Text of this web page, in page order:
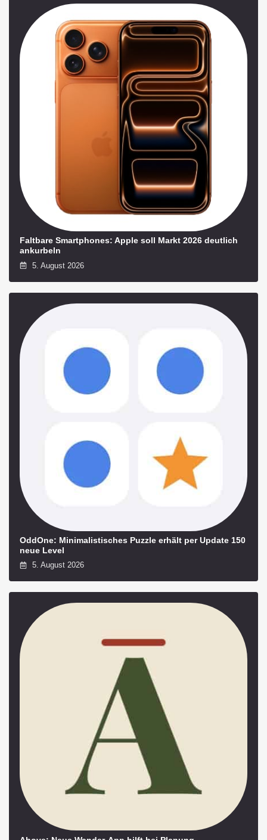
Faltbare Smartphones: Apple soll Markt 2026 deutlich
ankurbeln
5. August 2026
OddOne: Minimalistisches Puzzle erhält per Update 150
neue Level
5. August 2026